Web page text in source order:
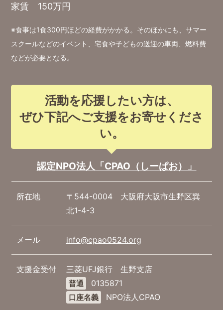
家賃 150万円
※食事は1食300円ほどの経費がかかる。そのほかにも、サマー
スクールなどのイベント、宅食や子どもの送迎の車両、燃料費
などが必要となる。
活動を応援したい方は、
ぜひ下記へご支援をお寄せくださ
い。
認定NPO法人「CPAO（しーぱお）」
所在地
〒544-0004 大阪府大阪市生野区巽
北1-4-3
メール info@cpao0524.org
支援金受付 三菱UFJ銀行 生野支店
普通 0135871
口座名義 NPO法人CPAO